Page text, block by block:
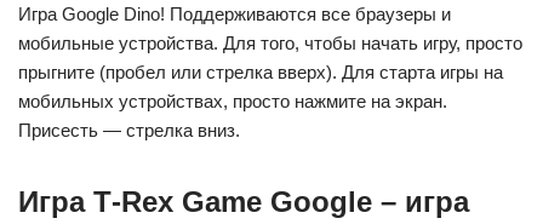
Игра Google Dino! Поддерживаются все браузеры и
мобильные устройства. Для того, чтобы начать игру, просто
прыгните (пробел или стрелка вверх). Для старта игры на
мобильных устройствах, просто нажмите на экран.
Присесть — стрелка вниз.
Игра Т-Rex Game Google – игра